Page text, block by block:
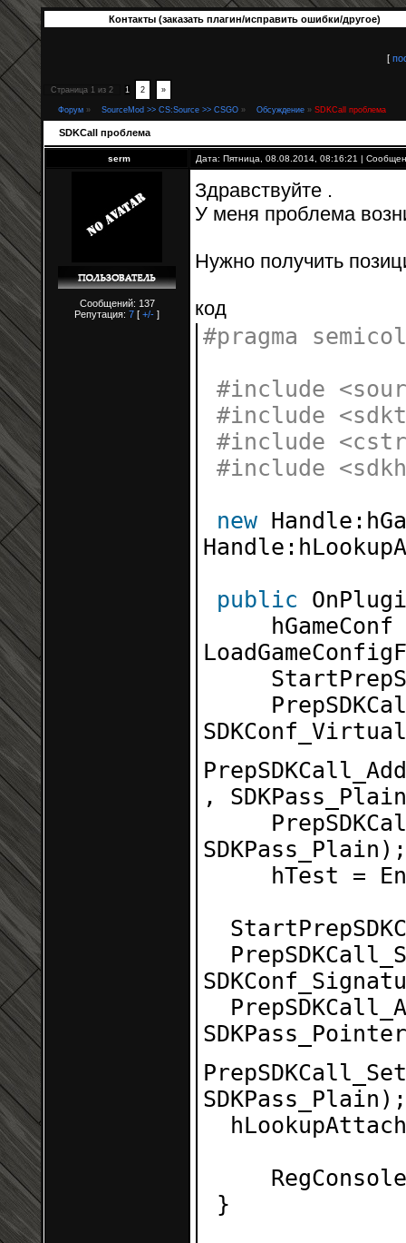
Контакты (заказать плагин/исправить ошибки/другое)
[
Страница 1 из 2 1 2 »
Форум » SourceMod >> CS:Source >> CSGO » Обсуждение » SDKCall проблема
SDKCall проблема
serm Дата: Пятница, 08.08.2014, 08:16:21 |
Сообщений: 137
Репутация: 7 [ +/- ]
Здравствуйте .
У меня проблема
Нужно получить
код
#pragma
#include
#include
#include
#include
new
public
hGameConf
,
SDKPass_Plain);
hTest =
SDKPass_Plain);
}